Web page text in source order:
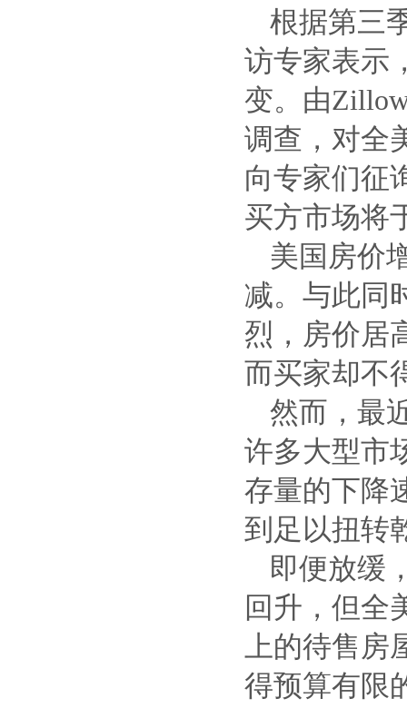
根据第三
访专家表示
变。由
调查，对全
向专家们征
买方市场将
美国房价
减。与此同
烈，房价居
而买家却不
然而，最
许多大型市
存量的下降
到足以扭转
即便放缓
回升，但全
上的待售
得预算有限